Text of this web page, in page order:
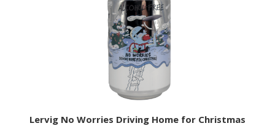
Lervig No Worries Driving Home for Christmas